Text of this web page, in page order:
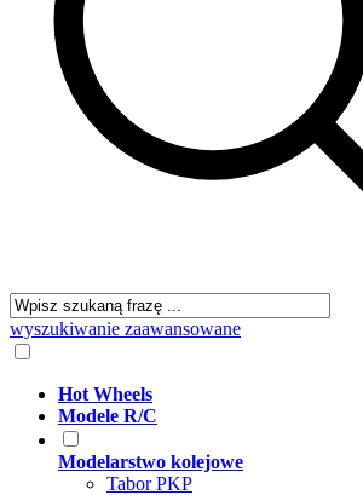
wyszukiwanie zaawansowane
Hot Wheels
Modele R/C
Modelarstwo kolejowe
Tabor PKP